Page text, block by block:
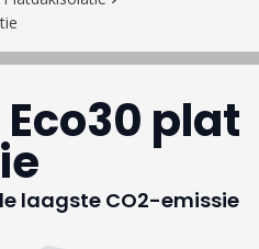
plat
laagste CO2-emissie